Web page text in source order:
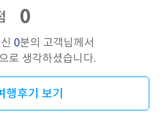
0
0분의 고객님께서
로 생각하셨습니다.
후기 보기